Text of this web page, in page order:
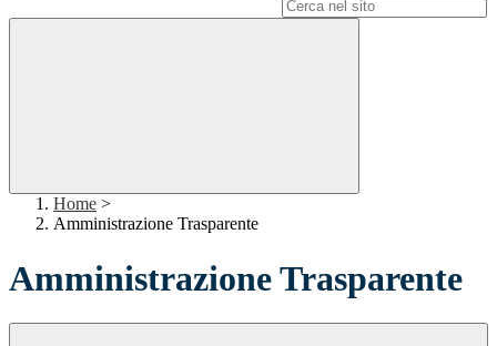
Home >
Amministrazione Trasparente
Amministrazione Trasparente